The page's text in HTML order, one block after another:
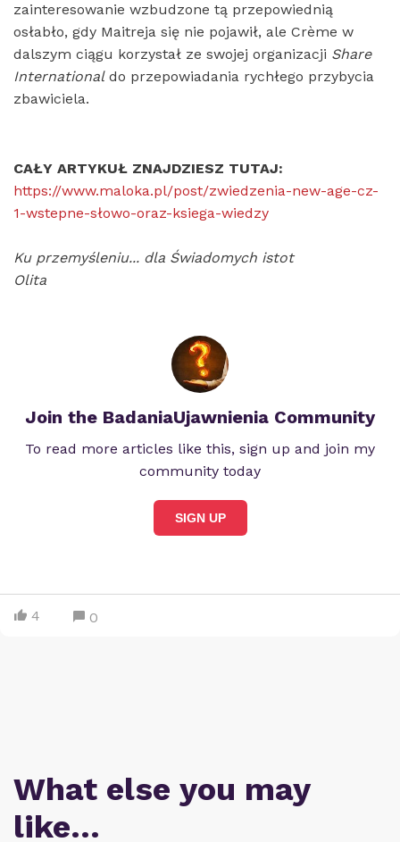
zainteresowanie wzbudzone tą przepowiednią
osłabło, gdy Maitreja się nie pojawił, ale Crème w
dalszym ciągu korzystał ze swojej organizacji Share
Internationaldo przepowiadania rychłego przybycia
zbawiciela.
CAŁY ARTYKUŁ ZNAJDZIESZ TUTAJ:
https://www.maloka.pl/post/zwiedzenia-new-age-cz-
1-wstepne-słowo-oraz-ksiega-wiedzy
Ku przemyśleniu... dla Świadomych istot
Olita
Join the BadaniaUjawnienia Community
To read more articles like this, sign up and join my
community today
SIGN UP
4 0
What else you may
like…